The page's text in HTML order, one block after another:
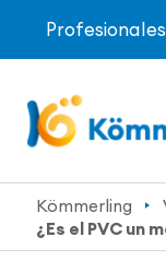
Profesionales
Kömmerling
¿Es el PVC un